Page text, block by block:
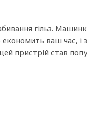
гільз.
ваш час,
пристрій став